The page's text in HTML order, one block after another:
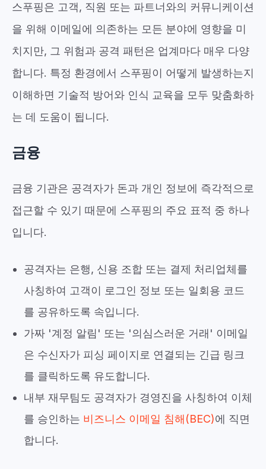
스푸핑은 고객, 직원 또는 파트너와의 커뮤니케이션
을 위해 이메일에 의존하는 모든 분야에 영향을 미
치지만, 그 위험과 공격 패턴은 업계마다 매우 다양
합니다. 특정 환경에서 스푸핑이 어떻게 발생하는지
이해하면 기술적 방어와 인식 교육을 모두 맞춤화하
는 데 도움이 됩니다.
금융
금융 기관은 공격자가 돈과 개인 정보에 즉각적으로
접근할 수 있기 때문에 스푸핑의 주요 표적 중 하나
입니다.
공격자는 은행, 신용 조합 또는 결제 처리업체를
사칭하여 고객이 로그인 정보 또는 일회용 코드
를 공유하도록 속입니다.
가짜 '계정 알림' 또는 '의심스러운 거래' 이메일
은 수신자가 피싱 페이지로 연결되는 긴급 링크
를 클릭하도록 유도합니다.
내부 재무팀도 공격자가 경영진을 사칭하여 이체
를 승인하는 비즈니스 이메일 침해(BEC)에 직면
합니다.